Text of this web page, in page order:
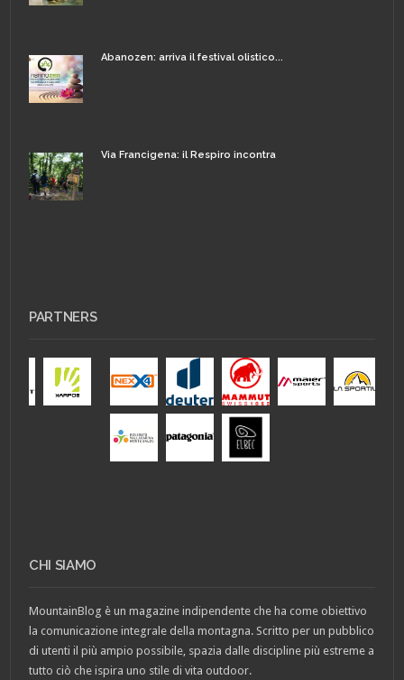
Abanozen: arriva il festival olistico...
Via Francigena: il Respiro incontra
PARTNERS
CHI SIAMO
MountainBlog è un magazine indipendente che ha come obiettivo
la comunicazione integrale della montagna. Scritto per un pubblico
di utenti il più ampio possibile, spazia dalle discipline più estreme a
tutto ciò che ispira uno stile di vita outdoor.